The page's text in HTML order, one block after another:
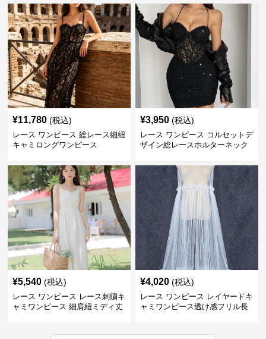
¥11,780 (税込)
レース ワンピース 総レース細紐
キャミロングワンピース
¥3,950 (税込)
レース ワンピース コルセットデ
ザイン総レースホルターネック
¥5,540 (税込)
レース ワンピース レース刺繍キ
ャミワンピース 細肩紐ミディ丈
¥4,020 (税込)
レース ワンピース レイヤードキ
ャミワンピース透け感フリル長